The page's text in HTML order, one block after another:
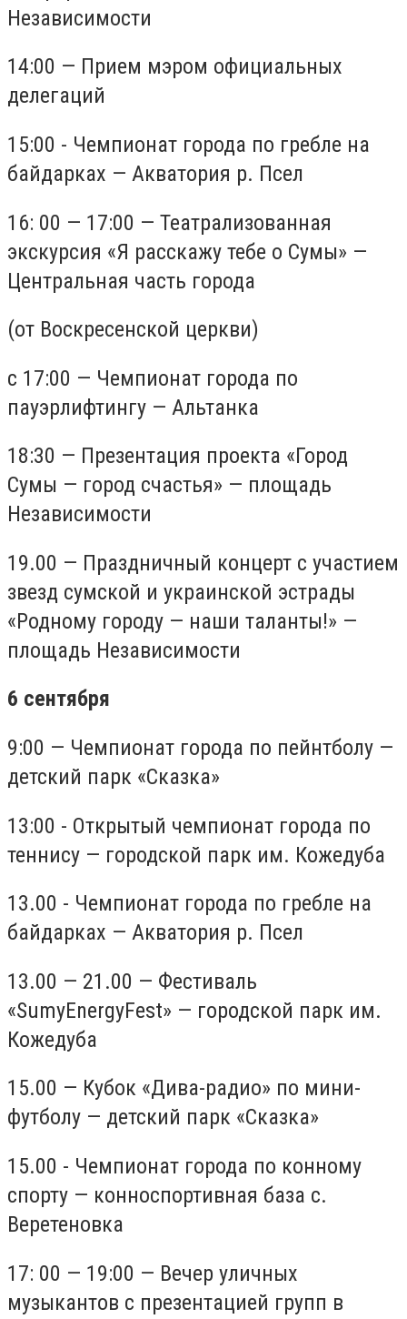
Независимости
14:00 — Прием мэром официальных
делегаций
15:00 - Чемпионат города по гребле на
байдарках — Акватория р. Псел
16: 00 — 17:00 — Театрализованная
экскурсия «Я расскажу тебе о Сумы» —
Центральная часть города
(от Воскресенской церкви)
с 17:00 — Чемпионат города по
пауэрлифтингу — Альтанка
18:30 — Презентация проекта «Город
Сумы — город счастья» — площадь
Независимости
19.00 — Праздничный концерт с участием
звезд сумской и украинской эстрады
«Родному городу — наши таланты!» —
площадь Независимости
6 сентября
9:00 — Чемпионат города по пейнтболу —
детский парк «Сказка»
13:00 - Открытый чемпионат города по
теннису — городской парк им. Кожедуба
13.00 - Чемпионат города по гребле на
байдарках — Акватория р. Псел
13.00 — 21.00 — Фестиваль
«SumyEnergyFest» — городской парк им.
Кожедуба
15.00 — Кубок «Дива-радио» по мини-
футболу — детский парк «Сказка»
15.00 - Чемпионат города по конному
спорту — конноспортивная база с.
Веретеновка
17: 00 — 19:00 — Вечер уличных
музыкантов с презентацией групп в